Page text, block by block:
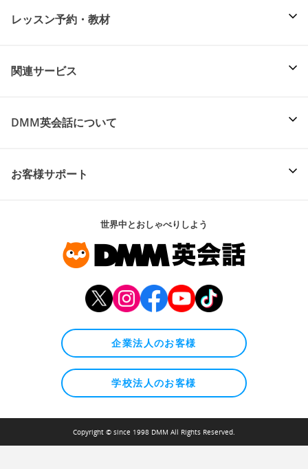
レッスン予約・教材
関連サービス
DMM英会話について
お客様サポート
世界中とおしゃべりしよう
企業法人のお客様
学校法人のお客様
Copyright © since 1998 DMM All Rights Reserved.